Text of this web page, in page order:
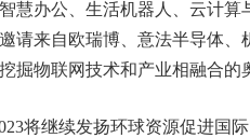
慧办公、生活机器人、云计
请来自欧瑞博、意法半导体
掘物联网技术和产业相融合的
将继续发扬环球资源促进国